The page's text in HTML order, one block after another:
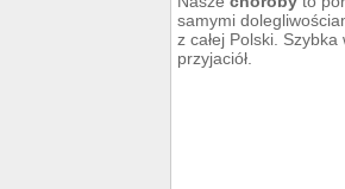
samymi
z całej Polski.
przyjaciół.